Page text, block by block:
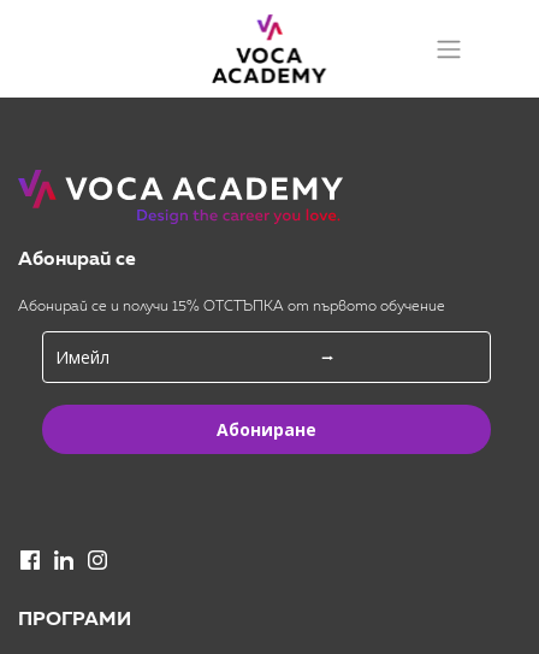
Абонирай се
Абонирай се и получи 15% ОТСТЪПКА от първото обучение
Абониране
ПРОГРАМИ